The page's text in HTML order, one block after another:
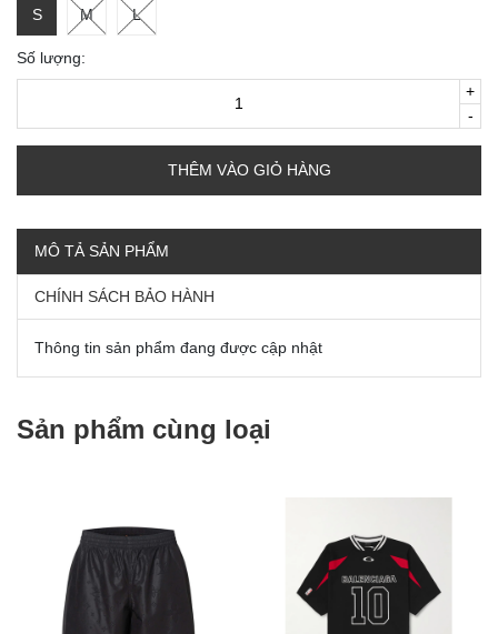
S M L
Số lượng:
-
+
THÊM VÀO GIỎ HÀNG
MÔ TẢ SẢN PHẨM
CHÍNH SÁCH BẢO HÀNH
Thông tin sản phẩm đang được cập nhật
Sản phẩm cùng loại